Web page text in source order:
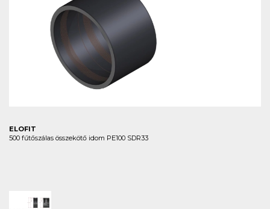
ELOFIT
500 fűtőszálas összekötő idom PE100 SDR33